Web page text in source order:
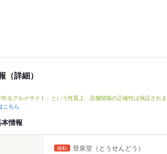
（詳細）
作るグルメサイト」という性質上、店舗情報の正確性は保証され
こちら
情報
移転 登泉堂 （とうせんどう）